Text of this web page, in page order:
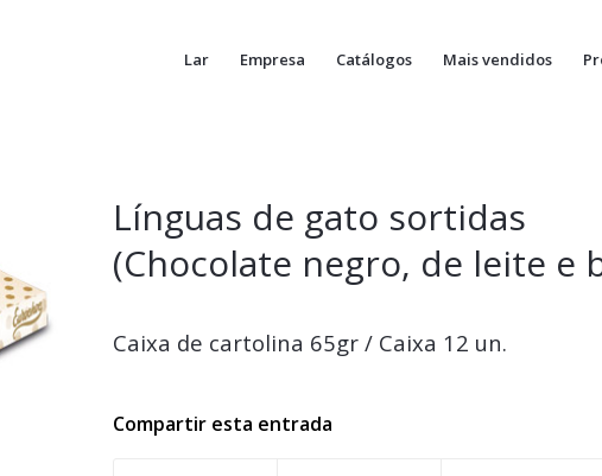
Lar Empresa Catálogos Mais vendidos
Línguas de gato sortidas
(Chocolate negro, de leite e
Caixa de cartolina 65gr / Caixa 12 un.
Compartir esta entrada